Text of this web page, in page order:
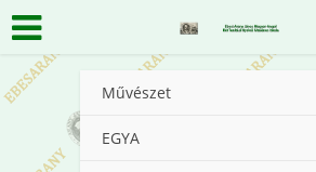
Művészet
EGYA